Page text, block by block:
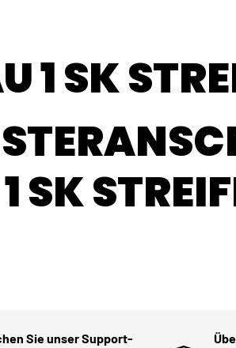
1 SK
SK
Sie unser Support-